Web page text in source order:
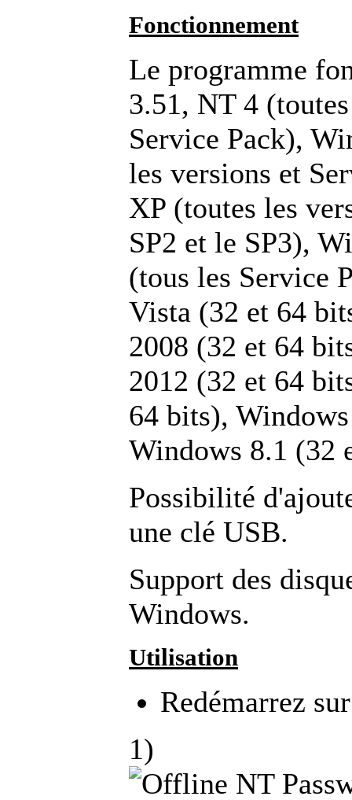
Fonctionnement
Le programme
3.51, NT 4
Service Pack),
les versions et
XP (toutes les
SP2 et le SP3),
(tous les Service
Vista (32 et 64
2008 (32 et 64
2012 (32 et 64
64 bits),
Windows 8.1 (32
Possibilité
une clé USB.
Support des
Windows.
Utilisation
Redémarrez
1)